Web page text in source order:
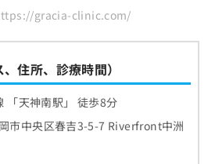
gracia-clinic.com/
住所、診療時間）
「天神南駅」 徒歩8分
市中央区春吉3-5-7 Riverfront中洲